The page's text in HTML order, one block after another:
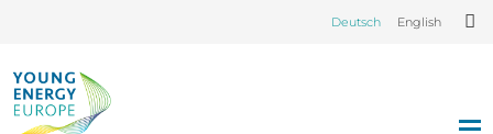
Deutsch English